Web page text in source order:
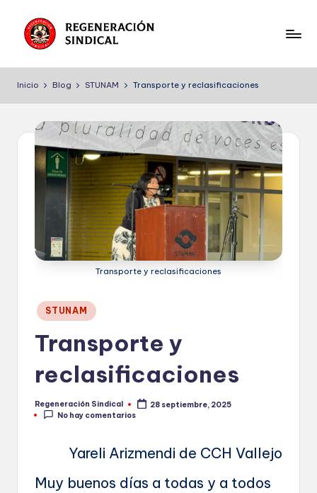
Saltar
contenido
e
g
e
d
sindical
del
STUNAM
Inicio Blog STUNAM Transporte y reclasificaciones
Transporte y reclasificaciones
Publicado
en
STUNAM
Transporte y
reclasificaciones
Publicado
por
Regeneración Sindical
28 septiembre, 2025
No hay comentarios
Yareli Arizmendi de CCH Vallejo
Muy buenos días a todas y a todos